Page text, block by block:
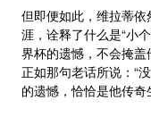
但即便如此，维拉蒂
涯，诠释了什么是“小
界杯的遗憾，不会掩盖
正如那句老话所说：“
的遗憾，恰恰是他传奇